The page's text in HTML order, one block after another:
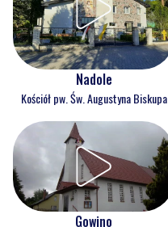
Nadole
Kościół pw. Św. Augustyna Biskupa
Gowino